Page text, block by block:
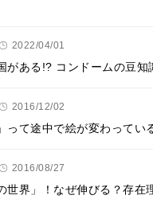
2022/04/01
がある!? コンドームの豆知
2016/12/02
って途中で絵が変わってい
2016/08/27
世界」！なぜ伸びる？存在